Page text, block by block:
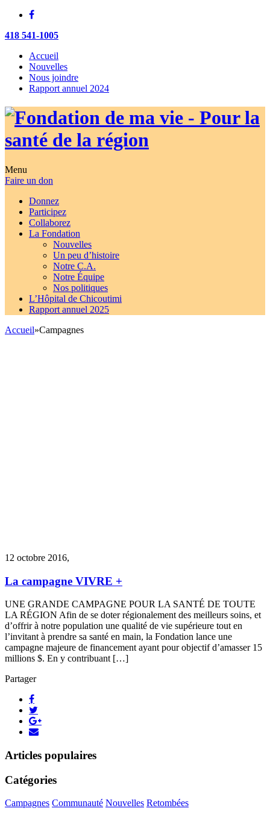
418 541-1005
Accueil
Nouvelles
Nous joindre
Rapport annuel 2024
Menu
Faire un don
Donnez
Participez
Collaborez
La Fondation
Nouvelles
Un peu d’histoire
Notre C.A.
Notre Équipe
Nos politiques
L’Hôpital de Chicoutimi
Rapport annuel 2025
Accueil»Campagnes
12 octobre 2016,
La campagne VIVRE +
UNE GRANDE CAMPAGNE POUR LA SANTÉ DE TOUTE
LA RÉGION Afin de se doter régionalement des meilleurs soins, et
d’offrir à notre population une qualité de vie supérieure tout en
l’invitant à prendre sa santé en main, la Fondation lance une
campagne majeure de financement ayant pour objectif d’amasser 15
millions $. En y contribuant […]
Partager
Articles populaires
Catégories
Campagnes Communauté Nouvelles Retombées